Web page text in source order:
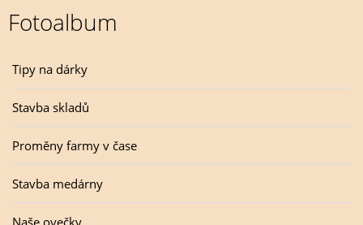
Fotoalbum
Tipy na dárky
Stavba skladů
Proměny farmy v čase
Stavba medárny
Naše ovečky